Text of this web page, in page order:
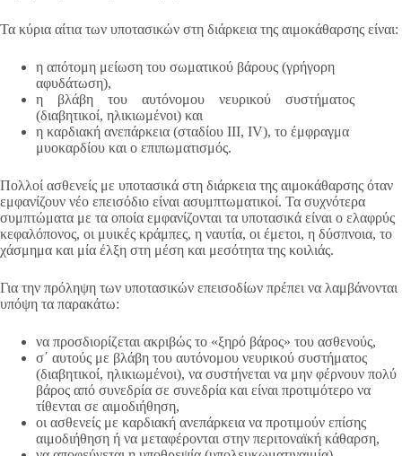
Τα κύρια αίτια των υποτασικών στη διάρκεια της αιμοκάθαρσης είναι:
η απότομη μείωση του σωματικού βάρους (γρήγορη
αφυδάτωση),
η βλάβη του αυτόνομου νευρικού συστήματος
(διαβητικοί, ηλικιωμένοι) και
η καρδιακή ανεπάρκεια (σταδίου III, IV), το έμφραγμα
μυοκαρδίου και ο επιπωματισμός.
Πολλοί ασθενείς με υποτασικά στη διάρκεια της αιμοκάθαρσης όταν
εμφανίζουν νέο επεισόδιο είναι ασυμπτωματικοί. Τα συχνότερα
συμπτώματα με τα οποία εμφανίζονται τα υποτασικά είναι ο ελαφρύς
κεφαλόπονος, οι μυικές κράμπες, η ναυτία, οι έμετοι, η δύσπνοια, το
χάσμημα και μία έλξη στη μέση και μεσότητα της κοιλιάς.
Για την πρόληψη των υποτασικών επεισοδίων πρέπει να λαμβάνονται
υπόψη τα παρακάτω:
να προσδιορίζεται ακριβώς το «ξηρό βάρος» του ασθενούς,
σ΄ αυτούς με βλάβη του αυτόνομου νευρικού συστήματος
(διαβητικοί, ηλικιωμένοι), να συστήνεται να μην φέρνουν πολύ
βάρος από συνεδρία σε συνεδρία και είναι προτιμότερο να
τίθενται σε αιμοδιήθηση,
οι ασθενείς με καρδιακή ανεπάρκεια να προτιμούν επίσης
αιμοδιήθηση ή να μεταφέρονται στην περιτοναϊκή κάθαρση,